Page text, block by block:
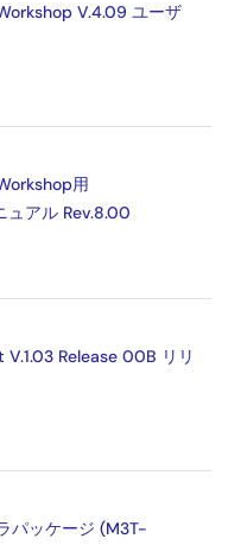
V.4.09 ユーザ
用
ュアル Rev.8.00
V.1.03 Release 00B リリ
パッケージ (M3T-